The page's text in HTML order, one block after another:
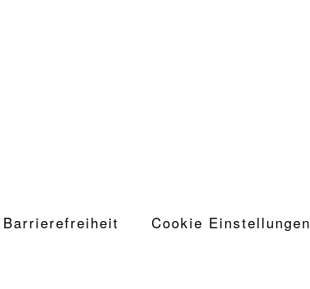
Barrierefreiheit Cookie Einstellungen